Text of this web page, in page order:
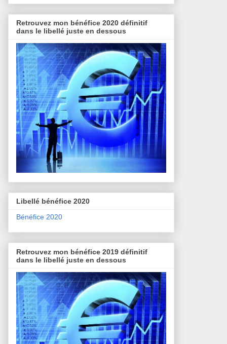
Retrouvez mon bénéfice 2020 définitif
dans le libellé juste en dessous
Libellé bénéfice 2020
Bénéfice 2020
Retrouvez mon bénéfice 2019 définitif
dans le libellé juste en dessous